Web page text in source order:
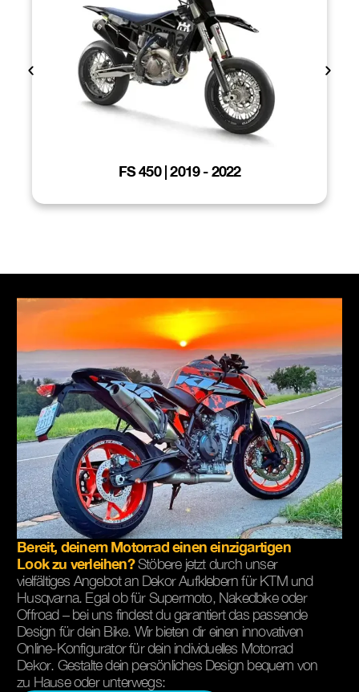
FS 450 | 2019 - 2022
Bereit, deinem Motorrad einen einzigartigen
Look zu verleihen?Stöbere jetzt durch unser
vielfältiges Angebot an Dekor Aufklebern für KTM und
Husqvarna. Egal ob für Supermoto, Nakedbike oder
Offroad – bei uns findest du garantiert das passende
Design für dein Bike. Wir bieten dir einen innovativen
Online-Konfigurator für dein individuelles Motorrad
Dekor. Gestalte dein persönliches Design bequem von
zu Hause oder unterwegs: